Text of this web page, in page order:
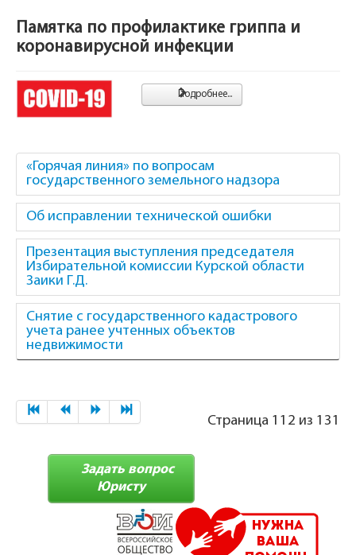
Памятка по профилактике гриппа и
коронавирусной инфекции
Подробнее...
«Горячая линия» по вопросам
государственного земельного надзора
Об исправлении технической ошибки
Презентация выступления председателя
Избирательной комиссии Курской области
Заики Г.Д.
Снятие с государственного кадастрового
учета ранее учтенных объектов
недвижимости
Страница 112 из 131
Задать вопрос
Юристу